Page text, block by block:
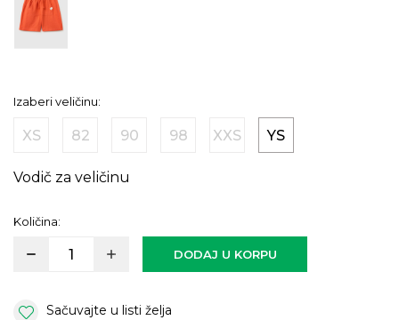
Izaberi veličinu:
XS 82 90 98 XXS YS
Vodič za veličinu
Količina:
DODAJ U KORPU
Sačuvajte u listi želja